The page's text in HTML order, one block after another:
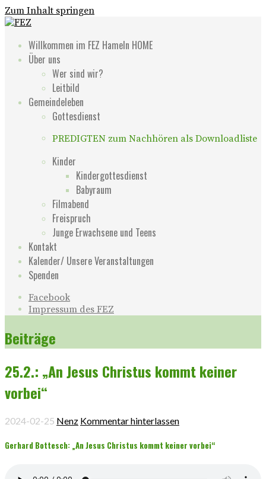
Zum Inhalt springen
Willkommen im FEZ Hameln HOME
Über uns
Wer sind wir?
Leitbild
Gemeindeleben
Gottesdienst
PREDIGTEN zum Nachhören als Downloadliste
Kinder
Kindergottesdienst
Babyraum
Filmabend
Freispruch
Junge Erwachsene und Teens
Kontakt
Kalender/ Unsere Veranstaltungen
Spenden
Facebook
Impressum des FEZ
Beiträge
25.2.: „An Jesus Christus kommt keiner
vorbei“
2024-02-25 Nenz Kommentar hinterlassen
Gerhard Bottesch: „An Jesus Christus kommt keiner vorbei“